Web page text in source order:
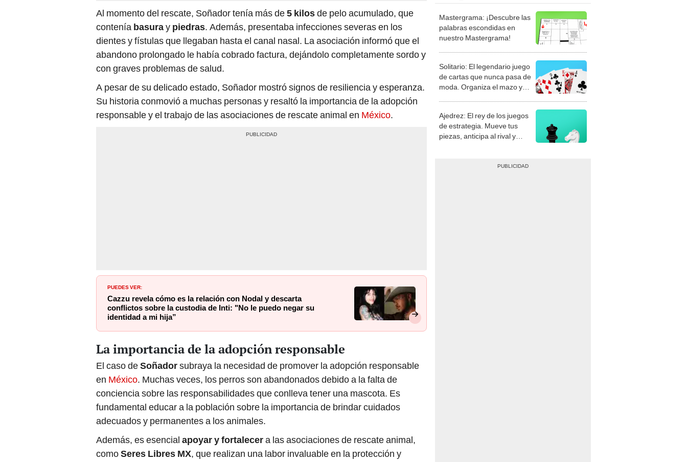
Al momento del rescate, Soñador tenía más de5 kilosde pelo acumulado, que
contenía basuray piedras. Además, presentaba infecciones severas en los
dientes y fístulas que llegaban hasta el canal nasal. La asociación informó que el
abandono prolongado le había cobrado factura, dejándolo completamente sordo y
con graves problemas de salud.
A pesar de su delicado estado, Soñador mostró signos de resiliencia y esperanza.
Su historia conmovió a muchas personas y resaltó la importancia de la adopción
responsable y el trabajo de las asociaciones de rescate animal en México.
PUEDES VER:
Cazzu revela cómo es la relación con Nodal y descarta
conflictos sobre la custodia de Inti: "No le puedo negar su
identidad a mi hija”
La importancia de la adopción responsable
El caso deSoñadorsubraya la necesidad de promover la adopción responsable
en México. Muchas veces, los perros son abandonados debido a la falta de
conciencia sobre las responsabilidades que conlleva tener una mascota. Es
fundamental educar a la población sobre la importancia de brindar cuidados
adecuados y permanentes a los animales.
Además, es esencial apoyar y fortalecera las asociaciones de rescate animal,
comoSeres Libres MX, que realizan una labor invaluable en la protección y
Mastergrama: ¡Descubre las
palabras escondidas en
nuestro Mastergrama!
Solitario: El legendario juego
de cartas que nunca pasa de
moda. Organiza el mazo y
Ajedrez: El rey de los juegos
de estrategia. Mueve tus
piezas, anticipa al rival y